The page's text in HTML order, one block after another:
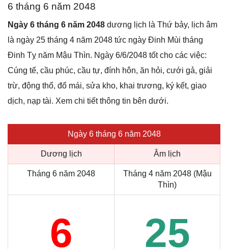
6 tháng 6 năm 2048
Ngày 6 tháng 6 năm 2048 dương lịch là Thứ bảy, lịch âm
là ngày 25 tháng 4 năm 2048 tức ngày Đinh Mùi tháng
Đinh Tỵ năm Mậu Thìn. Ngày 6/6/2048 tốt cho các việc:
Cúng tế, cầu phúc, cầu tự, đính hôn, ăn hỏi, cưới gả, giải
trừ, động thổ, đổ mái, sửa kho, khai trương, ký kết, giao
dịch, nạp tài. Xem chi tiết thông tin bên dưới.
Ngày 6 tháng 6 năm 2048
Dương lịch Âm lịch
Tháng 6 năm 2048
Tháng 4 năm 2048 (Mậu
Thìn)
6 25